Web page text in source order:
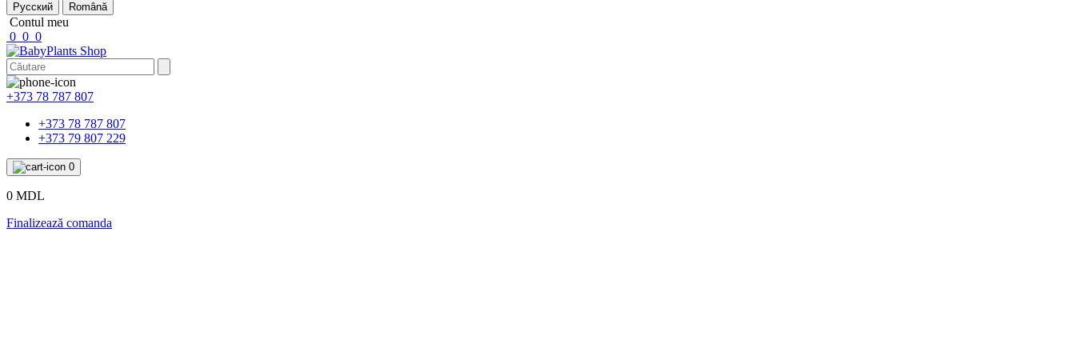
Русский
Română
Contul meu
0 0 0
+373 78 787 807
+373 78 787 807
+373 79 807 229
0
0 MDL
Finalizează comanda